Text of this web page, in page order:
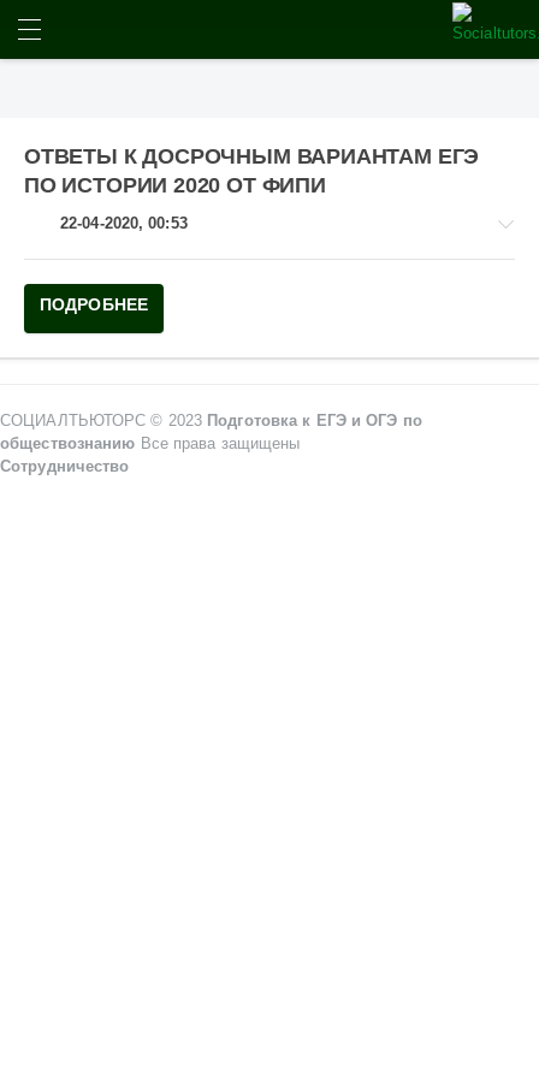
ИСКАТЬ
ОТВЕТЫ К ДОСРОЧНЫМ ВАРИАНТАМ ЕГЭ
ПО ИСТОРИИ 2020 ОТ ФИПИ
22-04-2020, 00:53
ЕГЭ
по
истории
722
0
ПОДРОБНЕЕ
СОЦИАЛТЬЮТОРС © 2023 Подготовка к ЕГЭ и ОГЭ по
обществознанию Все права защищены
Сотрудничество